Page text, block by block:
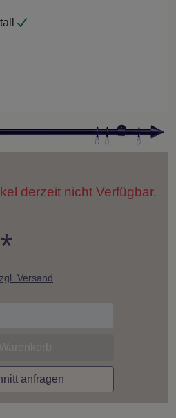
derzeit nicht Verfügbar.
*
Versand
anfragen